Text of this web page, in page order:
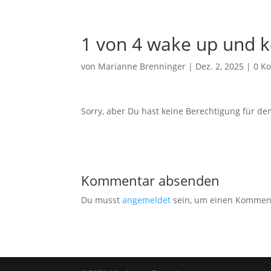
1 von 4 wake up und
von Marianne Brenninger | Dez. 2, 2025 |0
Sorry, aber Du hast keine Berechtigung für
Kommentar absenden
Du musstangemeldet sein, um einen